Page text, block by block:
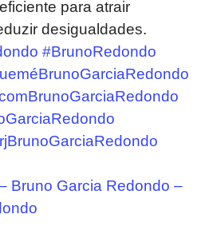
para atrair
desigualdades.
#BrunoRedondo
Bruno Garcia Redondo –